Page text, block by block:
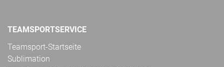
TEAMSPORTSERVICE
Teamsport-Startseite
Sublimation